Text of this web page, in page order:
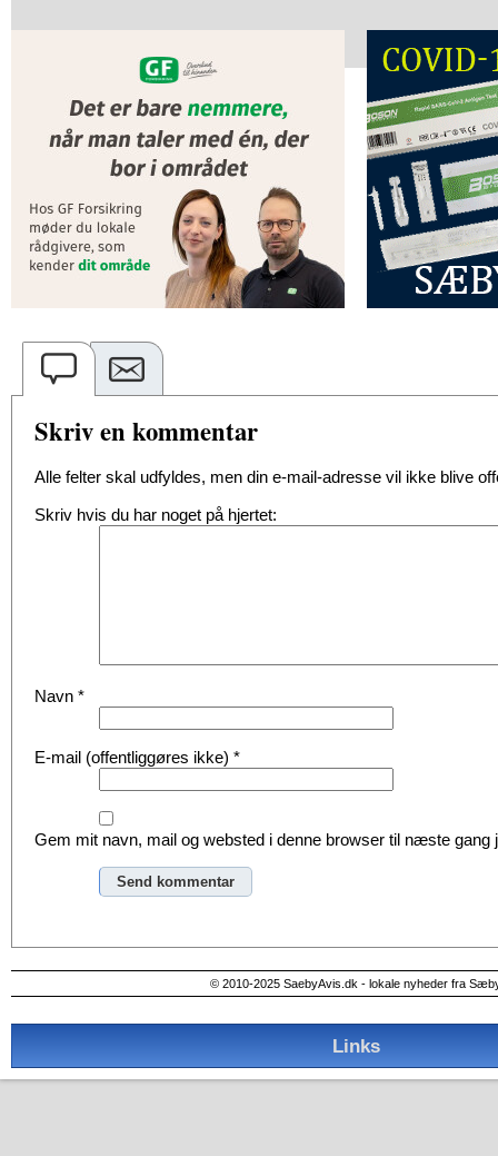
Skriv en kommentar
Alle felter skal udfyldes, men din e-mail-adresse vil ikke blive
Skriv hvis du har noget på hjertet:
Navn *
E-mail (offentliggøres ikke) *
Gem mit navn, mail og websted i denne browser til næste gang
© 2010-2025 SaebyAvis.dk - lokale nyheder fra
Links